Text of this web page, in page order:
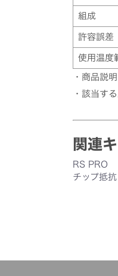
組成
許容誤差
使用温度
・商品説
・該当す
関連
RS PRO
チップ抵